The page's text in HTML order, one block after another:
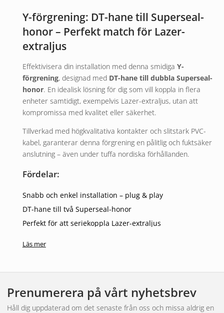
Y-förgrening: DT-hane till Superseal-
honor – Perfekt match för Lazer-
extraljus
Effektivisera din installation med denna smidiga Y-
förgrening, designad med DT-hane till dubbla Superseal-
honor. En idealisk lösning för dig som vill koppla in flera
enheter samtidigt, exempelvis Lazer-extraljus, utan att
kompromissa med kvalitet eller säkerhet.
Tillverkad med högkvalitativa kontakter och slitstark PVC-
kabel, garanterar denna förgrening en pålitlig och fuktsäker
anslutning – även under tuffa nordiska förhållanden.
Fördelar:
Snabb och enkel installation – plug & play
DT-hane till två Superseal-honor
Perfekt för att seriekoppla Lazer-extraljus
Kompatibelt DT-kablage för Lazers
produkter
Matcha din förgrening med vårt specialanpassade DT-
Läs mer
Prenumerera på vårt nyhetsbrev
Håll dig uppdaterad om det senaste från oss och missa aldrig en